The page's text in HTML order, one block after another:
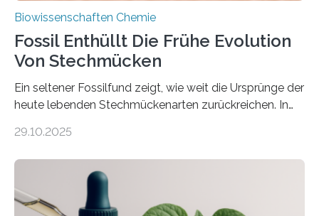
Biowissenschaften Chemie
Fossil Enthüllt Die Frühe Evolution
Von Stechmücken
Ein seltener Fossilfund zeigt, wie weit die Ursprünge der
heute lebenden Stechmückenarten zurückreichen. In
Forschende die bisher älteste bekannte Stechmücken-
Region Kachin in Myanmar und hat sich in
ausgezeichnetem Zustand erhalten. Es konnte als neue
Art einer neuen Gattung beschrieben werden und trägt
29.10.2025